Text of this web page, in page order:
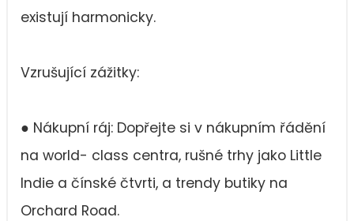
existují harmonicky.
Vzrušující zážitky:
● Nákupní ráj: Dopřejte si v nákupním řádění
na world- class centra, rušné trhy jako Little
Indie a čínské čtvrti, a trendy butiky na
Orchard Road.